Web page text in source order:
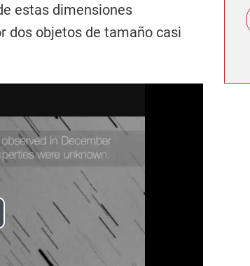
estas dimensiones
dos objetos de tamaño casi